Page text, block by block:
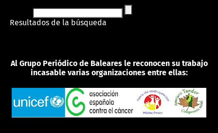
Resultados de la búsqueda
Al Grupo Periódico de Baleares le reconocen su trabajo
incasable varias organizaciones entre ellas: